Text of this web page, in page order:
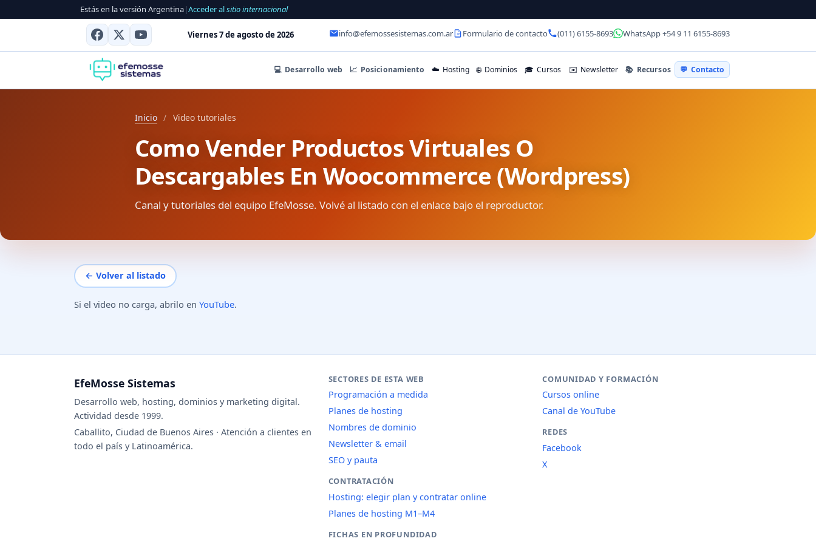
Estás en la versión Argentina|Acceder alsitio internacional
Viernes 7 de agosto de 2026 info@efemossesistemas.com.ar Formulario de contacto (011) 6155-8693 WhatsApp +54 9 11 6155-8693
💻 Desarrollo web 📈 Posicionamiento ☁️ Hosting 🌐 Dominios 🎓 Cursos ✉️ Newsletter 📚 Recursos 💬 Contacto
Inicio / Video tutoriales
Como Vender Productos Virtuales O
Descargables En Woocommerce (Wordpress)
Canal y tutoriales del equipo EfeMosse. Volvé al listado con el enlace bajo el reproductor.
← Volver al listado
Si el video no carga, abrilo en YouTube.
EfeMosse Sistemas
Desarrollo web, hosting, dominios y marketing digital.
Actividad desde 1999.
Caballito, Ciudad de Buenos Aires · Atención a clientes en
todo el país y Latinoamérica.
SECTORES DE ESTA WEB
Programación a medida
Planes de hosting
Nombres de dominio
Newsletter & email
SEO y pauta
CONTRATACIÓN
Hosting: elegir plan y contratar online
Planes de hosting M1–M4
FICHAS EN PROFUNDIDAD
COMUNIDAD Y FORMACIÓN
Cursos online
Canal de YouTube
REDES
Facebook
X